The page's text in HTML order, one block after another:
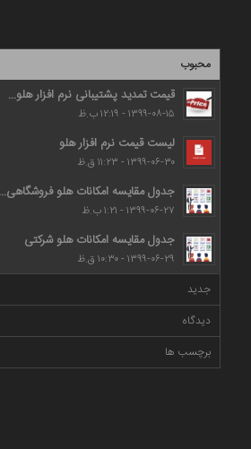
محبوب
قیمت تمدید پشتیبانی نرم افزار هلو...
۱۳۹۹-۰۸-۱۵ - ۱۲:۱۹ ب.ظ
لیست قیمت نرم افزار هلو
۱۳۹۹-۰۶-۳۰ - ۱۱:۲۳ ق.ظ
جدول مقایسه امکانات هلو فروشگاهی...
۱۳۹۹-۰۶-۲۷ - ۱:۲۱ ب.ظ
جدول مقایسه امکانات هلو شرکتی
۱۳۹۹-۰۶-۲۹ - ۱۰:۳۰ ق.ظ
جدید
دیدگاه
برچسب ها